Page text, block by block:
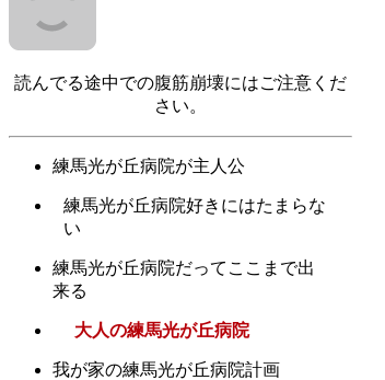
読んでる途中での腹筋崩壊にはご注意くだ
さい。
練馬光が丘病院が主人公
練馬光が丘病院好きにはたまらな
い
練馬光が丘病院だってここまで出
来る
大人の練馬光が丘病院
我が家の練馬光が丘病院計画